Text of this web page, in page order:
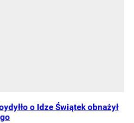
o Idze Świątek obnażył